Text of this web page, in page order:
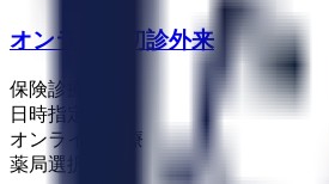
オンライン初診外来
保険診療
日時指定予約
オンライン診療
薬局選択可